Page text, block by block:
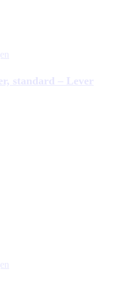
standard – Lever